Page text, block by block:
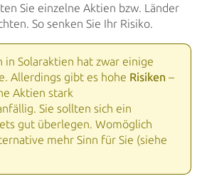
Sie einzelne Aktien bzw. Länder
So senken Sie Ihr Risiko.
in Solaraktien hat zwar einige
Allerdings gibt es hohe Risiken –
Aktien stark
Sie sollten sich ein
gut überlegen. Womöglich
mehr Sinn für Sie (siehe